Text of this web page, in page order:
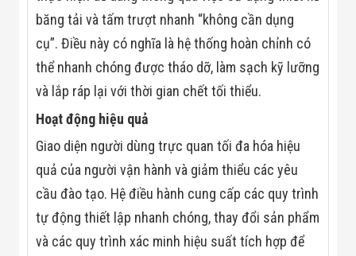
Đội
Dự Án Khối Nhà
Máy
Xưởng -
Tin Tuyển Dụng
Liên Hệ
băng tải và tấm trượt nhanh “không cần dụng
cụ”. Điều này có nghĩa là hệ thống hoàn chỉnh có
thể nhanh chóng được tháo dỡ, làm sạch kỹ lưỡng
và lắp ráp lại với thời gian chết tối thiểu.
Hoạt động hiệu quả
Giao diện người dùng trực quan tối đa hóa hiệu
quả của người vận hành và giảm thiểu các yêu
cầu đào tạo. Hệ điều hành cung cấp các quy trình
tự động thiết lập nhanh chóng, thay đổi sản phẩm
và các quy trình xác minh hiệu suất tích hợp để